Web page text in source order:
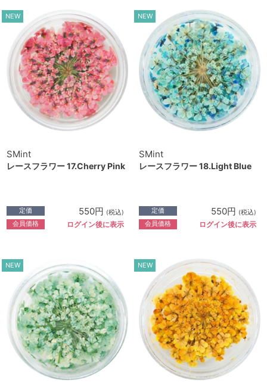
NEW
SMint
レースフラワー 17.Cherry Pink
定価 550円 (税込)
会員価格 ログイン後に表示
NEW
SMint
レースフラワー 18.Light Blue
定価 550円 (税込)
会員価格 ログイン後に表示
NEW NEW